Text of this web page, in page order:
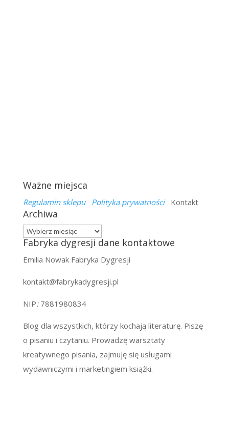
Ważne miejsca
Regulamin sklepu Polityka prywatnościKontakt
Archiwa
Archiwa
Fabryka dygresji dane kontaktowe
Emilia Nowak Fabryka Dygresji
kontakt@fabrykadygresji.pl
NIP: 7881980834
Blog dla wszystkich, którzy kochają literaturę. Piszę
o pisaniu i czytaniu. Prowadzę warsztaty
kreatywnego pisania, zajmuję się usługami
wydawniczymi i marketingiem książki.